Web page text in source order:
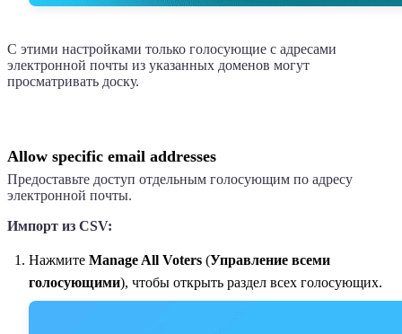
С этими настройками только голосующие с адресами
электронной почты из указанных доменов могут
просматривать доску.
Allow specific email addresses
Предоставьте доступ отдельным голосующим по адресу
электронной почты.
Импорт из CSV:
Нажмите Manage All Voters (Управление всеми
голосующими), чтобы открыть раздел всех голосующих.